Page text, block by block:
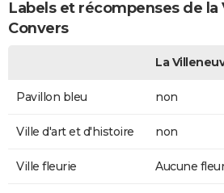
Labels et récompenses de la
Convers
La
Pavillon bleu non
Ville d'art et d'histoire non
Ville fleurie Aucune fleur